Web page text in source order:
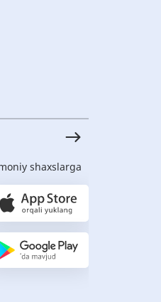
shaxslarga